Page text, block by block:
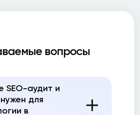
вопросы
SEO-аудит и
для
в